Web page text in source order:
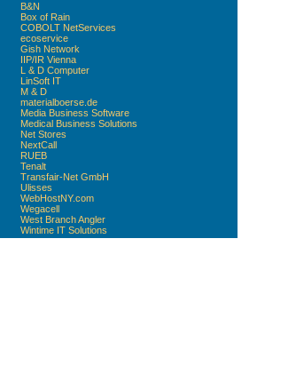
B&N
Box of Rain
COBOLT NetServices
ecoservice
Gish Network
IIP/IR Vienna
L & D Computer
LinSoft IT
M & D
materialboerse.de
Media Business Software
Medical Business Solutions
Net Stores
NextCall
RUEB
Tenalt
Transfair-Net GmbH
Ulisses
WebHostNY.com
Wegacell
West Branch Angler
Wintime IT Solutions